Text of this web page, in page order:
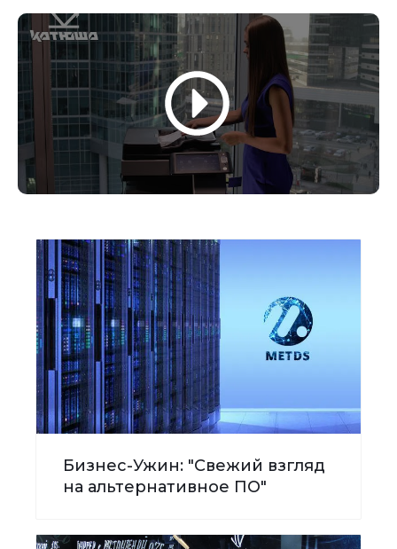
Бизнес-Ужин: "Свежий взгляд
на альтернативное ПО"